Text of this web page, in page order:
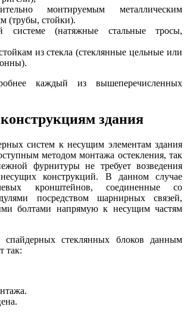
монтируемым металлическим
(трубы, стойки).
системе (натяжные стальные тросы,
из стекла (стеклянные цельные или
каждый из вышеперечисленных
здания
систем к несущим элементам здания
методом монтажа остекления, так
фурнитуры не требует возведения
конструкций. В данном случае
кронштейнов, соединенные со
посредством шарнирных связей,
болтами напрямую к несущим частям
спайдерных стеклянных блоков данным
так: